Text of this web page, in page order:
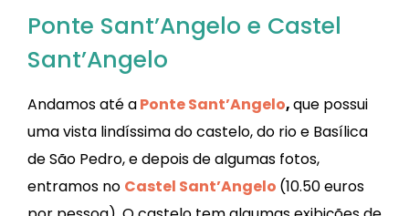
Ponte Sant’Angelo e Castel
Sant’Angelo
Andamos até aPonte Sant’Angelo,que possui
uma vista lindíssima do castelo, do rio e Basílica
de São Pedro, e depois de algumas fotos,
entramos no Castel Sant’Angelo (10.50 euros